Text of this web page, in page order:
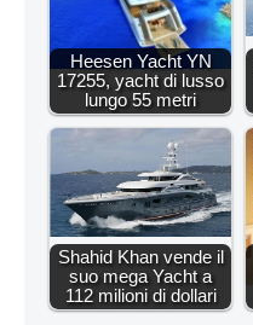
Heesen Yacht YN
17255, yacht di lusso
lungo 55 metri
Shahid Khan vende il
suo mega Yacht a
112 milioni di dollari